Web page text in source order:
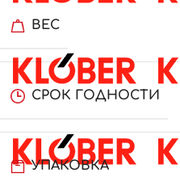
ВЕС
СРОК ГОДНОСТИ
УПАКОВКА